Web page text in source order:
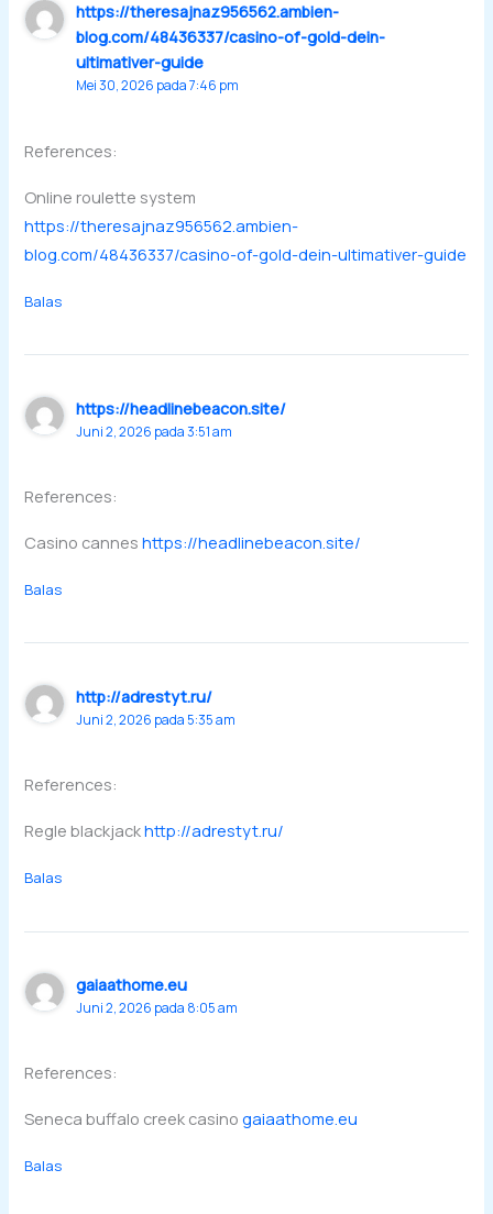
https://theresajnaz956562.ambien-
blog.com/48436337/casino-of-gold-dein-
ultimativer-guide
Mei 30, 2026 pada 7:46 pm
References:
Online roulette system
https://theresajnaz956562.ambien-
blog.com/48436337/casino-of-gold-dein-ultimativer-guide
Balas
https://headlinebeacon.site/
Juni 2, 2026 pada 3:51 am
References:
Casino canneshttps://headlinebeacon.site/
Balas
http://adrestyt.ru/
Juni 2, 2026 pada 5:35 am
References:
Regle blackjackhttp://adrestyt.ru/
Balas
gaiaathome.eu
Juni 2, 2026 pada 8:05 am
References:
Seneca buffalo creek casinogaiaathome.eu
Balas